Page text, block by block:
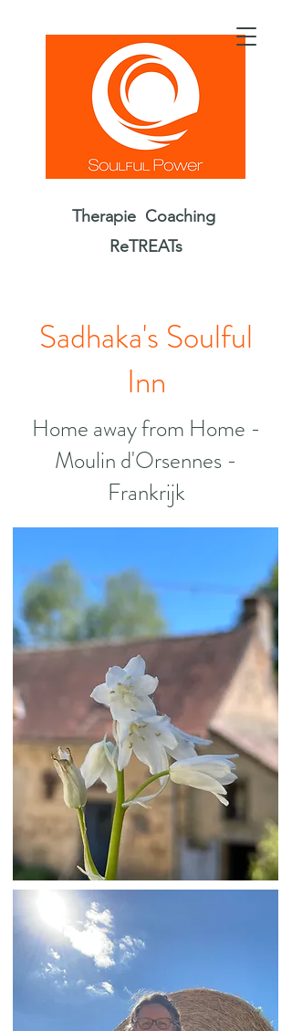
Therapie Coaching
ReTREATs
Sadhaka's Soulful
Inn
Home away from Home -
Moulin d'Orsennes -
Frankrijk